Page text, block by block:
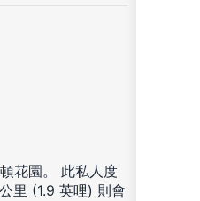
花園。 此私人度
里 (1.9 英哩) 則會